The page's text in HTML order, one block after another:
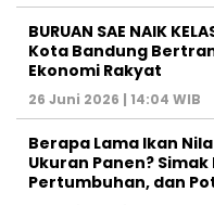
BURUAN SAE NAIK
Kota Bandung
Ekonomi Rakyat
26 Juni 2026 | 14:04 WIB
Berapa Lama Ikan
Ukuran Panen?
Pertumbuhan, dan